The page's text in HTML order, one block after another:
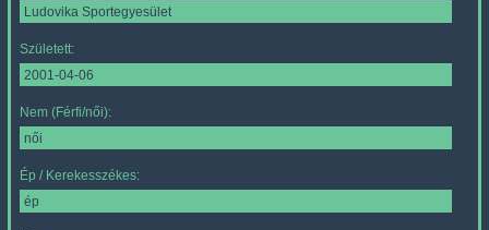
Született:
Nem (Férfi/női):
Ép / Kerekesszékes: